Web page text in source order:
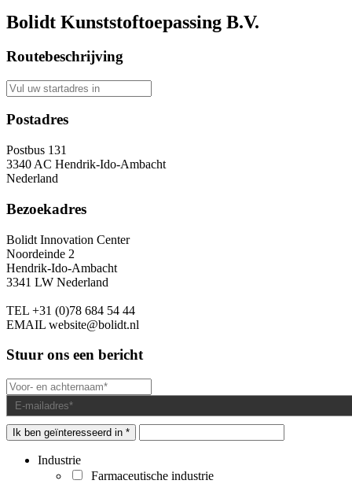
Bolidt Kunststoftoepassing B.V.
Routebeschrijving
Postadres
Postbus 131
3340 AC Hendrik-Ido-Ambacht
Nederland
Bezoekadres
Bolidt Innovation Center
Noordeinde 2
Hendrik-Ido-Ambacht
3341 LW Nederland
TEL +31 (0)78 684 54 44
EMAIL website@bolidt.nl
Stuur ons een bericht
Ik ben geïnteresseerd in *
Industrie
Farmaceutische industrie